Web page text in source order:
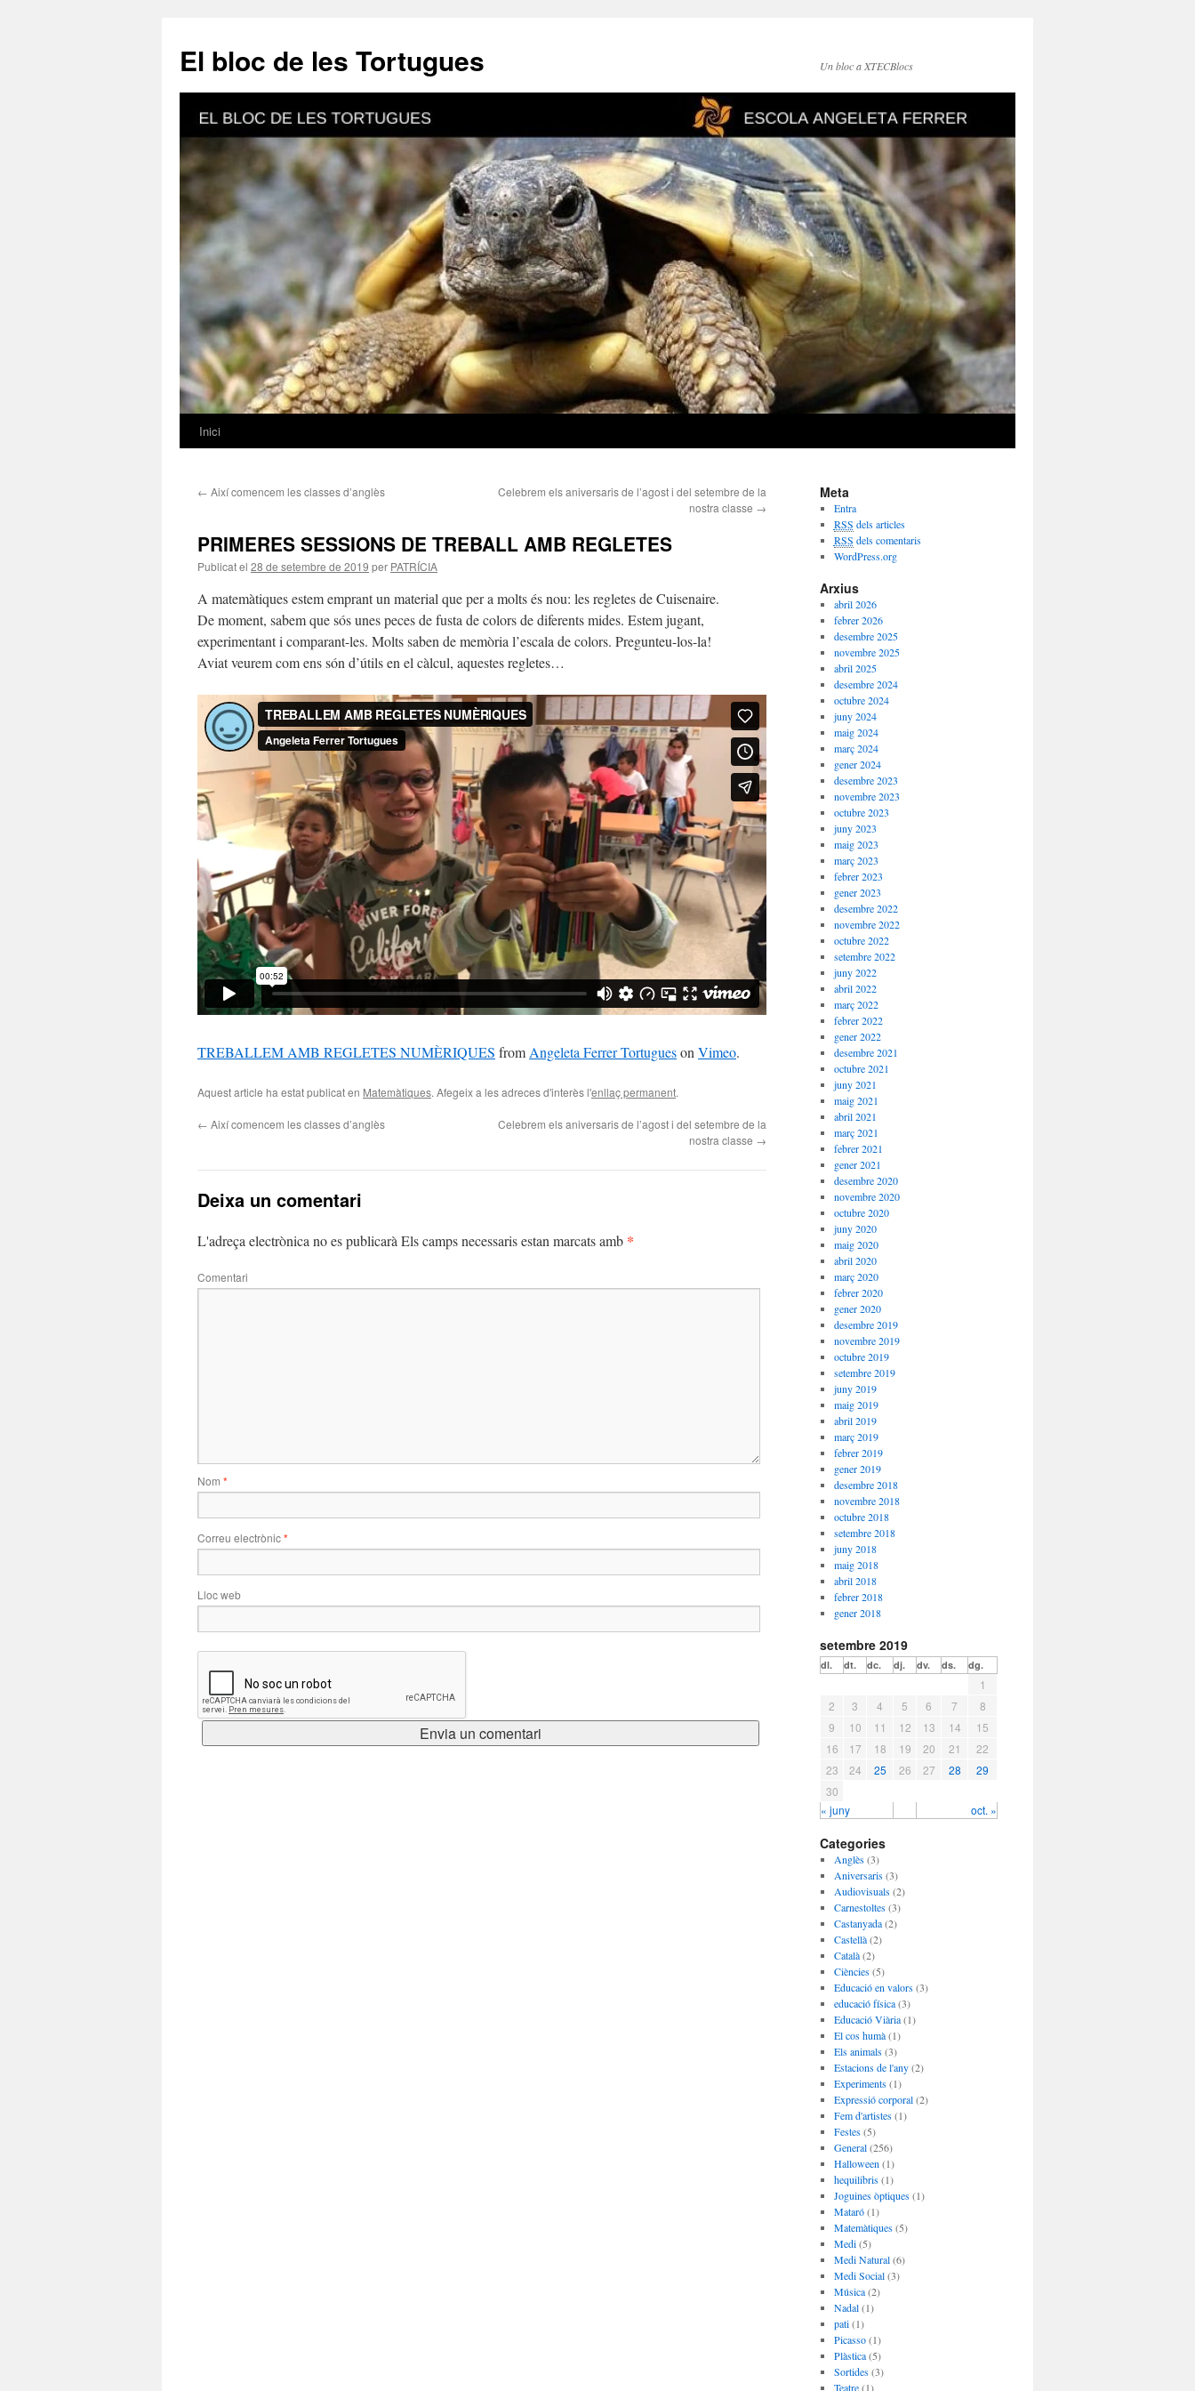
El bloc de les Tortugues Un bloc a XTECBlocs
Vés
contingut
Inici
← Així comencem les classes d’anglès
Celebrem els aniversaris de l’agost i del setembre de la
nostra classe →
PRIMERES SESSIONS DE TREBALL AMB REGLETES
Publicat el 28 de setembre de 2019 per PATRÍCIA
A matemàtiques estem emprant un material que per a molts és nou: les regletes de Cuisenaire.
De moment, sabem que sós unes peces de fusta de colors de diferents mides. Estem jugant,
experimentant i comparant-les. Molts saben de memòria l’escala de colors. Pregunteu-los-la!
Aviat veurem com ens són d’útils en el càlcul, aquestes regletes…
TREBALLEM AMB REGLETES NUMÈRIQUES from Angeleta Ferrer Tortugueson Vimeo.
Aquest article ha estat publicat en Matemàtiques. Afegeix a les adreces d'interès l'enllaç permanent.
← Així comencem les classes d’anglès
Celebrem els aniversaris de l’agost i del setembre de la
nostra classe →
Deixa un comentari
L'adreça electrònica no es publicarà Els camps necessaris estan marcats amb *
Comentari
Nom *
Correu electrònic*
Lloc web
Meta
Entra
RSS dels articles
RSS dels comentaris
WordPress.org
Arxius
abril 2026
febrer 2026
desembre 2025
novembre 2025
abril 2025
desembre 2024
octubre 2024
juny 2024
maig 2024
març 2024
gener 2024
desembre 2023
novembre 2023
octubre 2023
juny 2023
maig 2023
març 2023
febrer 2023
gener 2023
desembre 2022
novembre 2022
octubre 2022
setembre 2022
juny 2022
abril 2022
març 2022
febrer 2022
gener 2022
desembre 2021
octubre 2021
juny 2021
maig 2021
abril 2021
març 2021
febrer 2021
gener 2021
desembre 2020
novembre 2020
octubre 2020
juny 2020
maig 2020
abril 2020
març 2020
febrer 2020
gener 2020
desembre 2019
novembre 2019
octubre 2019
setembre 2019
juny 2019
maig 2019
abril 2019
març 2019
febrer 2019
gener 2019
desembre 2018
novembre 2018
octubre 2018
setembre 2018
juny 2018
maig 2018
abril 2018
febrer 2018
gener 2018
setembre 2019
dl. dt. dc. dj. dv. ds. dg.
« juny oct. »
1
2
3 4 5 6 7
8
9
10 11 12 13 14
15
16
17 18 19 20 21
22
23
24 25 26 27 28
29
30
Categories
Anglès(3)
Aniversaris(3)
Audiovisuals(2)
Carnestoltes(3)
Castanyada(2)
Castellà(2)
Català(2)
Ciències(5)
Educació en valors(3)
educació física(3)
Educació Viària(1)
El cos humà(1)
Els animals(3)
Estacions de l'any(2)
Experiments(1)
Expressió corporal(2)
Fem d'artistes(1)
Festes(5)
General(256)
Halloween (1)
hequilibris(1)
Joguines òptiques(1)
Mataró(1)
Matemàtiques(5)
Medi(5)
Medi Natural(6)
Medi Social(3)
Música(2)
Nadal(1)
pati(1)
Picasso(1)
Plàstica(5)
Sortides(3)
Teatre(1)